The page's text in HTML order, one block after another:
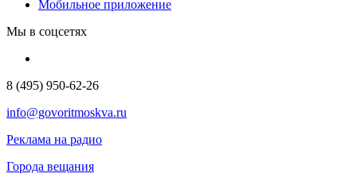
Мобильное приложение
Мы в соцсетях
8 (495) 950-62-26
info@govoritmoskva.ru
Реклама на радио
Города вещания